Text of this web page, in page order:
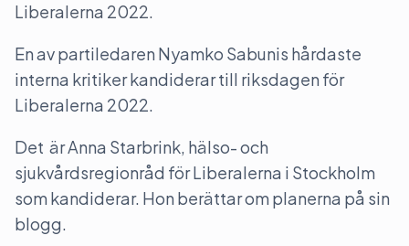
Liberalerna 2022.
En av partiledaren Nyamko Sabunis hårdaste
interna kritiker kandiderar till riksdagen för
Liberalerna 2022.
Det är Anna Starbrink, hälso- och
sjukvårdsregionråd för Liberalerna i Stockholm
som kandiderar. Hon berättar om planerna på sin
blogg.